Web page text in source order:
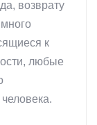
возврату
к
любые